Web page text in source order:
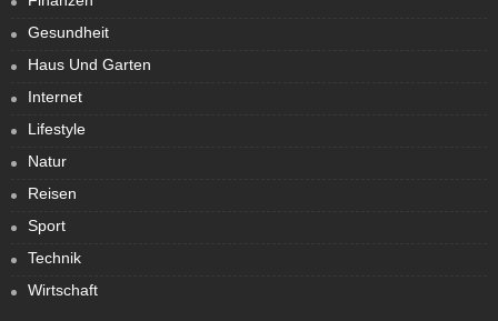
Gesundheit
Haus Und Garten
Internet
Lifestyle
Natur
Reisen
Sport
Technik
Wirtschaft